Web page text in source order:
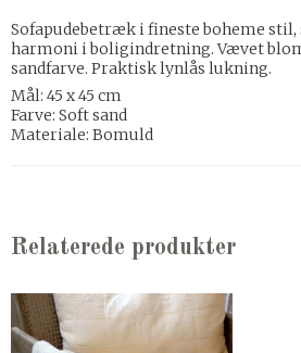
Sofapudebetræk i fineste boheme stil,
harmoni i boligindretning. Vævet
sandfarve. Praktisk lynlås lukning.
Mål: 45 x 45 cm
Farve: Soft sand
Materiale: Bomuld
Relaterede produkter